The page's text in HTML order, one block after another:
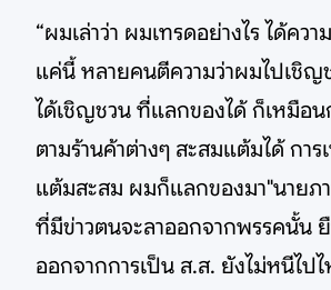
“ผมเล่าว่า ผมเทรดอย่างไร ได้ควา
แค่นี้ หลายคนตีความว่าผมไปเชิญ
ได้เชิญชวน ที่แลกของได้ ก็เหมือน
ตามร้านค้าต่างๆ สะสมแต้มได้ กา
แต้มสะสม ผมก็แลกของมา"นายภา
ที่มีข่าวตนจะลาออกจากพรรคนั้น
ออกจากการเป็น ส.ส. ยังไม่หนีไป